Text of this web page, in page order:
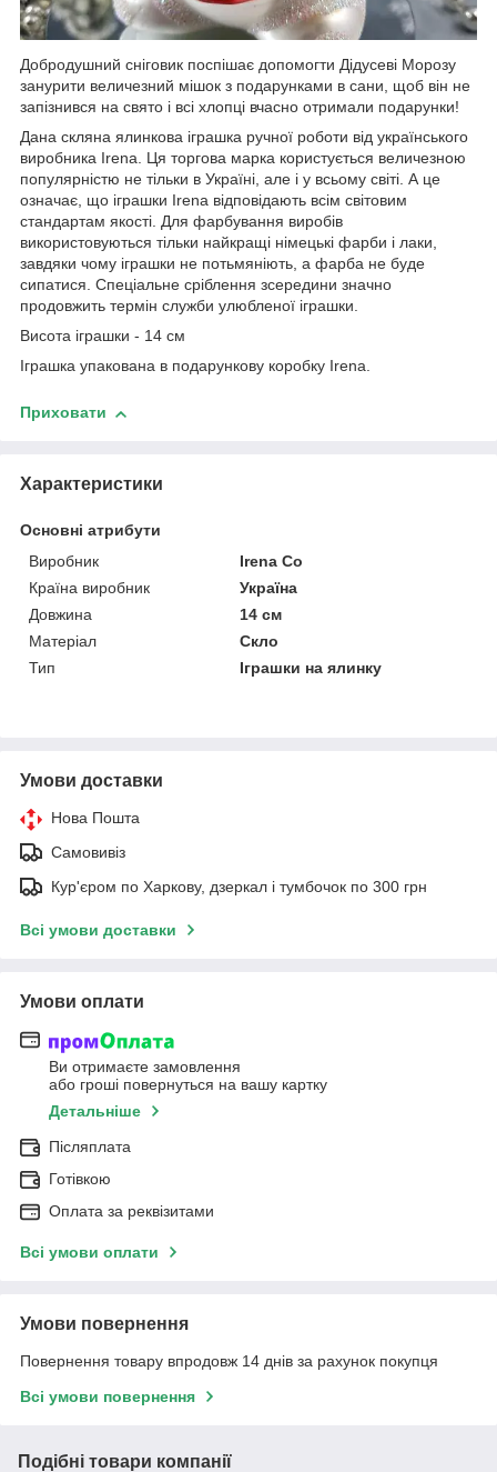
Добродушний сніговик поспішає допомогти Дідусеві Морозу
занурити величезний мішок з подарунками в сани, щоб він не
запізнився на свято і всі хлопці вчасно отримали подарунки!
Дана скляна ялинкова іграшка ручної роботи від українського
виробника Irena. Ця торгова марка користується величезною
популярністю не тільки в Україні, але і у всьому світі. А це
означає, що іграшки Irena відповідають всім світовим
стандартам якості. Для фарбування виробів
використовуються тільки найкращі німецькі фарби і лаки,
завдяки чому іграшки не потьмяніють, а фарба не буде
сипатися. Спеціальне сріблення зсередини значно
продовжить термін служби улюбленої іграшки.
Висота іграшки - 14 см
Іграшка упакована в подарункову коробку Irena.
Приховати
Характеристики
Основні атрибути
Виробник
Irena Co
Країна виробник
Україна
Довжина
14 см
Матеріал
Скло
Тип
Іграшки на ялинку
Умови доставки
Нова Пошта
Самовивіз
Кур'єром по Харкову, дзеркал і тумбочок по 300 грн
Всі умови доставки
Умови оплати
Ви отримаєте замовлення
або гроші повернуться на вашу картку
Детальніше
Післяплата
Готівкою
Оплата за реквізитами
Всі умови оплати
Умови повернення
Повернення товару впродовж 14 днів за рахунок покупця
Всі умови повернення
Подібні товари компанії